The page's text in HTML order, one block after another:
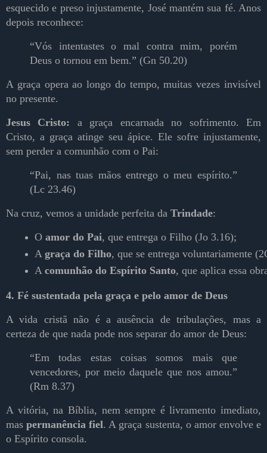
esquecido e preso injustamente, José mantém sua fé. Anos
depois reconhece:
“Vós intentastes o mal contra mim, porém
Deus o tornou em bem.” (Gn 50.20)
A graça opera ao longo do tempo, muitas vezes invisível
no presente.
Jesus Cristo: a graça encarnada no sofrimento.Em
Cristo, a graça atinge seu ápice. Ele sofre injustamente,
sem perder a comunhão com o Pai:
“Pai, nas tuas mãos entrego o meu espírito.”
(Lc 23.46)
Na cruz, vemos a unidade perfeita da Trindade:
O amor do Pai, que entrega o Filho (Jo 3.16);
A graça do Filho, que se entrega voluntariamente
A comunhão do Espírito Santo, que aplica essa
4. Fé sustentada pela graça e pelo amor de Deus
A vida cristã não é a ausência de tribulações, mas a
certeza de que nada pode nos separar do amor de Deus:
“Em todas estas coisas somos mais que
vencedores, por meio daquele que nos amou.”
(Rm 8.37)
A vitória, na Bíblia, nem sempre é livramento imediato,
maspermanência fiel. A graça sustenta, o amor envolve e
o Espírito consola.